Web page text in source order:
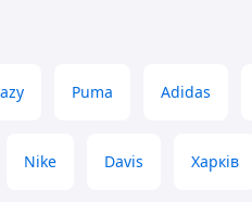
Puma Adidas
Nike Davis Харків